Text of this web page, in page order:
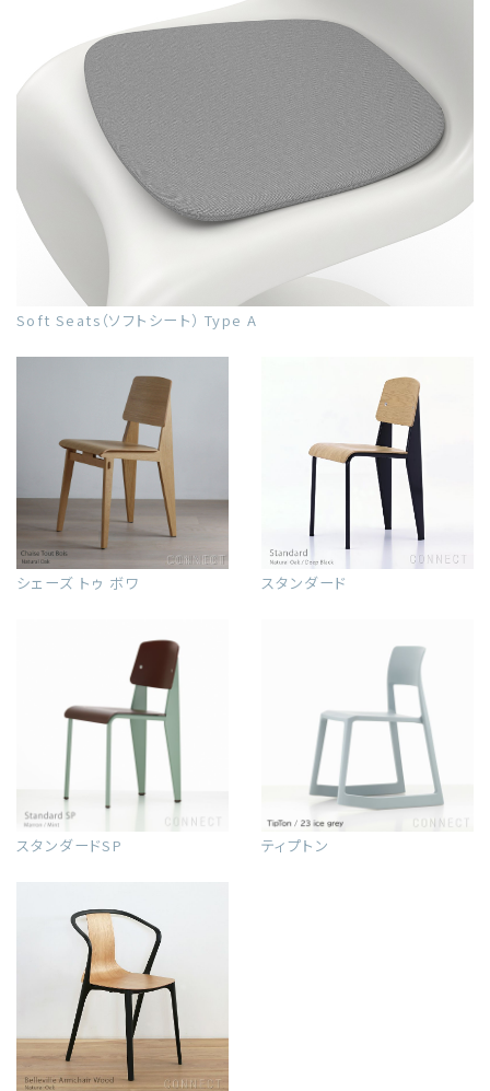
Soft Seats（ソフトシート） Type A
シェーズ トゥ ボワ スタンダード
スタンダードSP ティプトン